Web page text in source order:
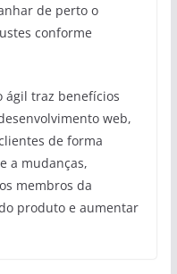
de perto o
conforme
ágil traz benefícios
web,
de forma
a mudanças,
membros da
produto e aumentar